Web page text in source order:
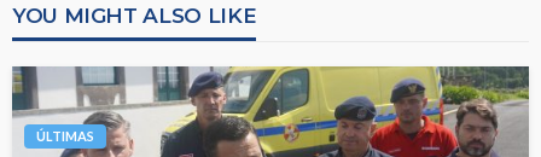
YOU MIGHT ALSO LIKE
ÚLTIMAS